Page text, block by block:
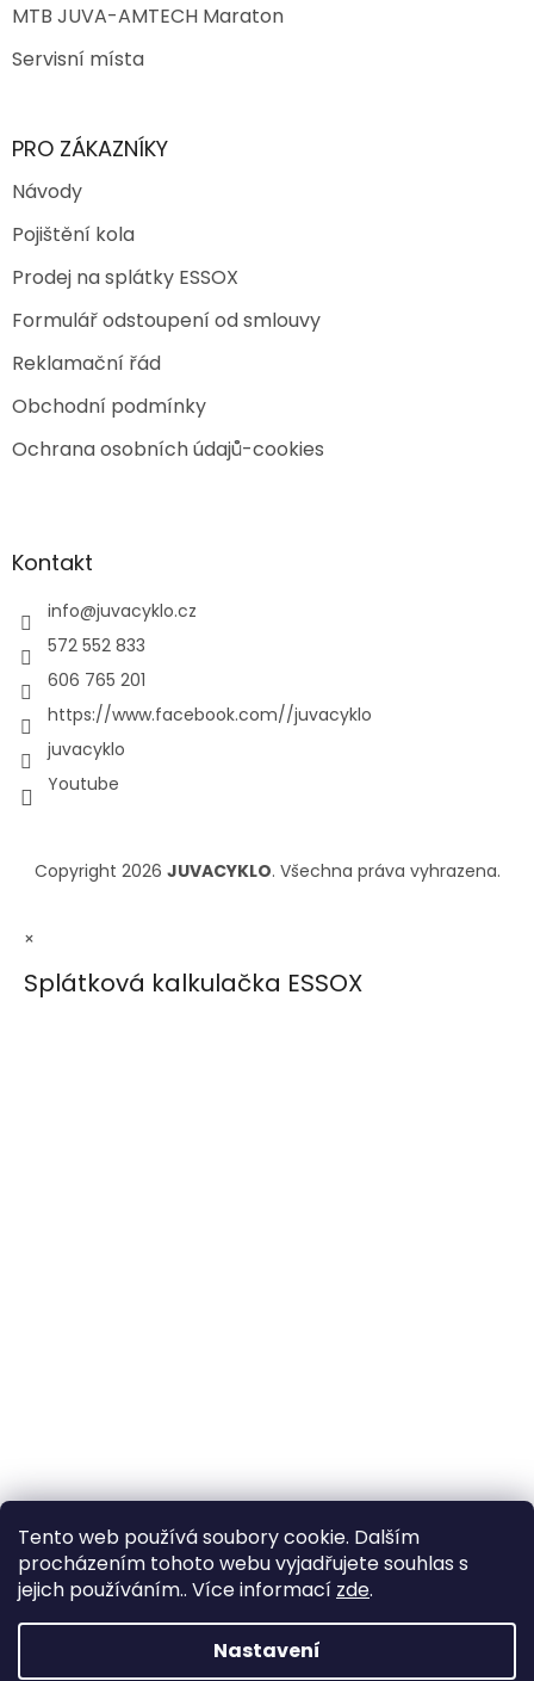
Tento web používá soubory cookie. Dalším
procházením tohoto webu vyjadřujete souhlas s
jejich používáním.. Více informací zde.
Nastavení
MTB JUVA-AMTECH Maraton
Servisní místa
PRO ZÁKAZNÍKY
Návody
Pojištění kola
Prodej na splátky ESSOX
Formulář odstoupení od smlouvy
Reklamační řád
Obchodní podmínky
Ochrana osobních údajů-cookies
Kontakt
info@juvacyklo.cz
572 552 833
606 765 201
https://www.facebook.com//juvacyklo
juvacyklo
Youtube
Copyright 2026 JUVACYKLO. Všechna práva vyhrazena.
×
Splátková kalkulačka ESSOX